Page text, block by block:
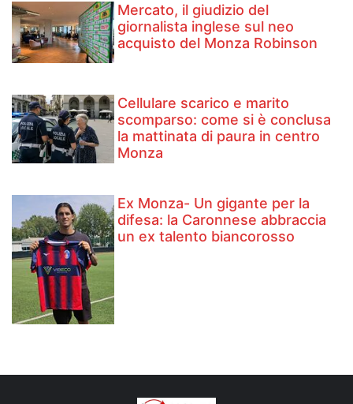
Mercato, il giudizio del
giornalista inglese sul neo
acquisto del Monza Robinson
Cellulare scarico e marito
scomparso: come si è conclusa
la mattinata di paura in centro
Monza
Ex Monza- Un gigante per la
difesa: la Caronnese abbraccia
un ex talento biancorosso